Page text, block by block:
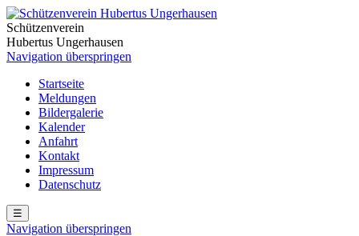
Schützenverein
Hubertus Ungerhausen
Navigation überspringen
Startseite
Meldungen
Bildergalerie
Kalender
Anfahrt
Kontakt
Impressum
Datenschutz
☰
Navigation überspringen